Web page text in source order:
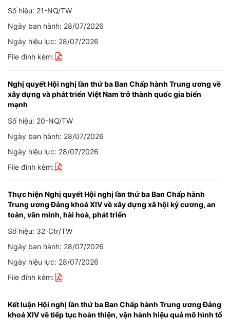
Số hiệu: 21-NQ/TW
Ngày ban hành: 28/07/2026
Ngày hiệu lực: 28/07/2026
File đính kèm:
Nghị quyết Hội nghị lần thứ ba Ban Chấp hành Trung ương về
xây dựng và phát triển Việt Nam trở thành quốc gia biển
mạnh
Số hiệu: 20-NQ/TW
Ngày ban hành: 28/07/2026
Ngày hiệu lực: 28/07/2026
File đính kèm:
Thực hiện Nghị quyết Hội nghị lần thứ ba Ban Chấp hành
Trung ương Đảng khoá XIV về xây dựng xã hội kỷ cương, an
toàn, văn minh, hài hoà, phát triển
Số hiệu: 32-Ctr/TW
Ngày ban hành: 28/07/2026
Ngày hiệu lực: 28/07/2026
File đính kèm:
Kết luận Hội nghị lần thứ ba Ban Chấp hành Trung ương Đảng
khoá XIV về tiếp tục hoàn thiện, vận hành hiệu quả mô hình tổ